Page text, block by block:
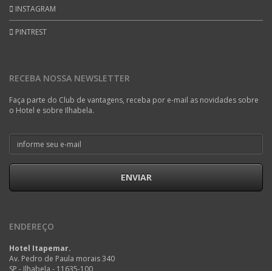
INSTAGRAM
PINTREST
RECEBA NOSSA NEWSLETTER
Faça parte do Club de vantagens, receba por e-mail as novidades sobre
o Hotel e sobre Ilhabela.
ENVIAR
ENDEREÇO
Hotel Itapemar.
Av. Pedro de Paula morais 340